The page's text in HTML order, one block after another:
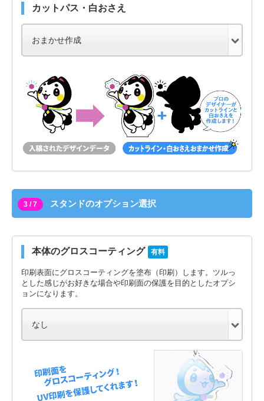
カットパス・白おさえ
3 / 7 スタンドのオプション選択
本体のグロスコーティング 有料
印刷表面にグロスコーティングを塗布（印刷）します。ツルっ
とした感じがお好きな場合や印刷面の保護を目的としたオプシ
ョンになります。